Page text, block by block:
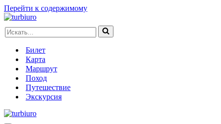
Перейти к содержимому
Искать...
Билет
Карта
Маршрут
Поход
Путешествие
Экскурсия